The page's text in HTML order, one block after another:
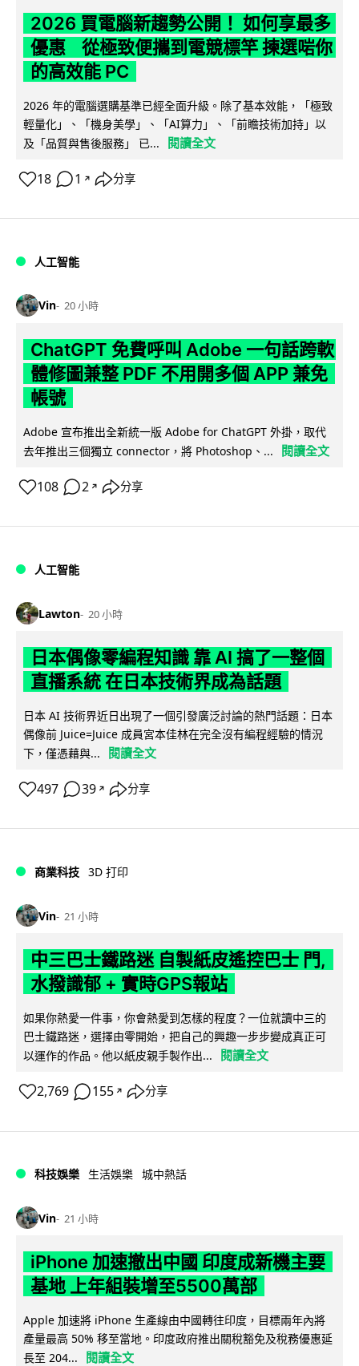
2026 買電腦新趨勢公開！ 如何享最多
優惠 從極致便攜到電競標竿 揀選啱你
的高效能 PC
2026 年的電腦選購基準已經全面升級。除了基本效能，「極致
輕量化」、「機身美學」、「AI算力」、「前瞻技術加持」以
及「品質與售後服務」 已...
閱讀全文
18 1 ↗ 分享
人工智能
Vin 20 小時
ChatGPT 免費呼叫 Adobe 一句話跨軟
體修圖兼整 PDF 不用開多個 APP 兼免
帳號
Adobe 宣布推出全新統一版 Adobe for ChatGPT 外掛，取代
去年推出三個獨立 connector，將 Photoshop、...
閱讀全文
108 2 ↗ 分享
人工智能
Lawton 20 小時
日本偶像零編程知識 靠 AI 搞了一整個
直播系統 在日本技術界成為話題
日本 AI 技術界近日出現了一個引發廣泛討論的熱門話題：日本
偶像前 Juice=Juice 成員宮本佳林在完全沒有編程經驗的情況
下，僅憑藉與...
閱讀全文
497 39 ↗ 分享
商業科技 3D 打印
Vin 21 小時
中三巴士鐵路迷 自製紙皮遙控巴士 門,
水撥識郁 + 實時GPS報站
如果你熱愛一件事，你會熱愛到怎樣的程度？一位就讀中三的
巴士鐵路迷，選擇由零開始，把自己的興趣一步步變成真正可
以運作的作品。他以紙皮親手製作出...
閱讀全文
2,769 155 ↗ 分享
科技娛樂 生活娛樂 城中熱話
Vin 21 小時
iPhone 加速撤出中國 印度成新機主要
基地 上年組裝增至5500萬部
Apple 加速將 iPhone 生產線由中國轉往印度，目標兩年內將
產量最高 50% 移至當地。印度政府推出關稅豁免及稅務優惠延
長至 204...
閱讀全文